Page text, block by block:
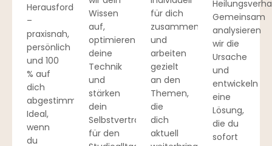
Herausforderungen
–
praxisnah,
persönlich
und 100
% auf
dich
abgestimmt.
Ideal,
wenn
du
Wissen
auf,
optimieren
deine
Technik
und
stärken
dein
Selbstvertrauen
für den
für dich
zusammen
und
arbeiten
gezielt
an den
Themen,
die
dich
aktuell
Gemeinsam
analysieren
wir die
Ursache
und
entwickeln
eine
Lösung,
die du
sofort